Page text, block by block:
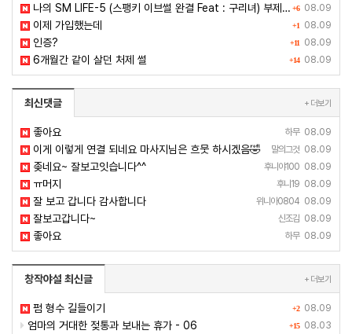
+6 08.09
나의 SM LIFE-5 (스팽키 이브썰 완결 Feat : 구리녀) 부제 : 공주+이브+구리녀 : 새디스트
+1 08.09
이제 가입했는데
+11 08.09
인증?
+14 08.09
6개월간 같이 살던 처제 썰
최신댓글 + 더보기
하무 08.09
좋아요
말의그것 08.09
이게 이렇게 연결 되네요 마사지님은 흐뭇 하시겠음🤣
후니야100 08.09
좆네요~ 잘보고잇습니다^^
후니19 08.09
ㅠ머지
위니아0804 08.09
잘 보고 갑니다 감사합니다
신조김 08.09
잘보고갑니다~
하무 08.09
좋아요
창작야설 최신글 + 더보기
+2 08.09
펌 형수 길들이기
+15 08.03
엄마의 거대한 젖통과 보내는 휴가 - 06